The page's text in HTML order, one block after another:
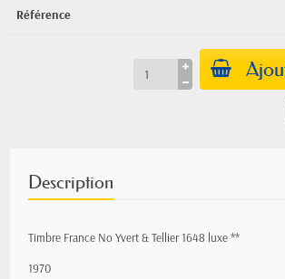
Référence
Description
Timbre France No Yvert & Tellier 1648 luxe **
1970